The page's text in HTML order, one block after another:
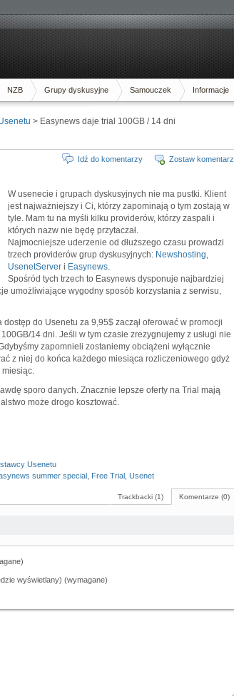
NZB Grupy dyskusyjne Samouczek Informacje
> Easynews daje trial 100GB / 14 dni
Idź do komentarzy Zostaw komentarz
W usenecie i grupach dyskusyjnych nie ma pustki. Klient
jest najważniejszy i Ci, którzy zapominają o tym zostają w
tyle. Mam tu na myśli kilku providerów, którzy zaspali i
których nazw nie będę przytaczał.
Najmocniejsze uderzenie od dłuższego czasu prowadzi
trzech providerów grup dyskusyjnych: Newshosting,
UsenetServer i Easynews.
Spośród tych trzech to Easynews dysponuje najbardziej
umożliwiające wygodny sposób korzystania z serwisu,
do Usenetu za 9,95$ zaczął oferować w promocji
14 dni. Jeśli w tym czasie zrezygnujemy z usługi nie
zapomnieli zostaniemy obciążeni wyłącznie
z niej do końca każdego miesiąca rozliczeniowego gdyż
miesiąc.
sporo danych. Znacznie lepsze oferty na Trial mają
może drogo kosztować.
Usenetu
summer special Free Trial Usenet
Komentarze (0)
Trackbacki (1)
wyświetlany) (wymagane)